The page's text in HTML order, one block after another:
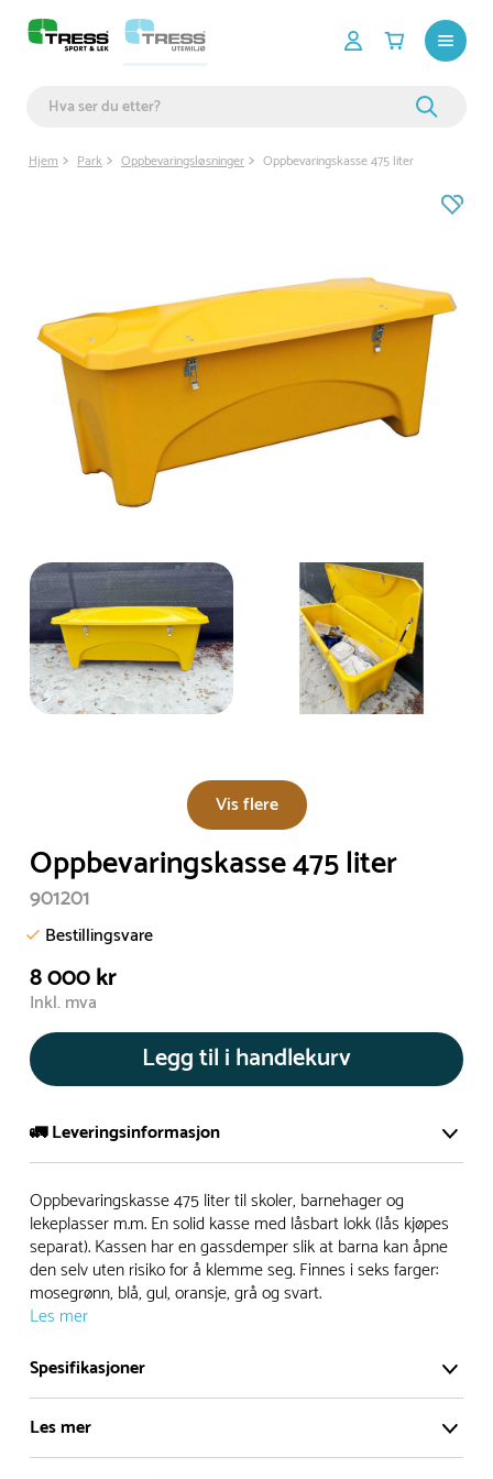
Hjem Park Oppbevaringsløsninger Oppbevaringskasse 475 liter
Vis flere
Oppbevaringskasse 475 liter
901201
Bestillingsvare
8 000 kr
Inkl. mva
Legg til i handlekurv
🚛 Leveringsinformasjon
De aller fleste av våre lekeapparat produseres på bestilling.
Leveringstid på bestillingsvarer vil være 8+ uker.
I høysesong må lengre leveringstid påregnes.
Rask levering
Hos oss finner du flere produkter merket ‘Rask Levering’.
Dette er produkter som normalt sett er bestillingsvarer,
men hos oss er de lagervare.
Oppbevaringskasse 475 liter til skoler, barnehager og
lekeplasser m.m. En solid kasse med låsbart lokk (lås kjøpes
separat). Kassen har en gassdemper slik at barna kan åpne
den selv uten risiko for å klemme seg. Finnes i seks farger:
mosegrønn, blå, gul, oransje, grå og svart.
Les mer
Spesifikasjoner
Dimensjoner
Les mer